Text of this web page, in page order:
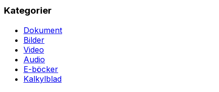
Kategorier
Dokument
Bilder
Video
Audio
E-böcker
Kalkylblad